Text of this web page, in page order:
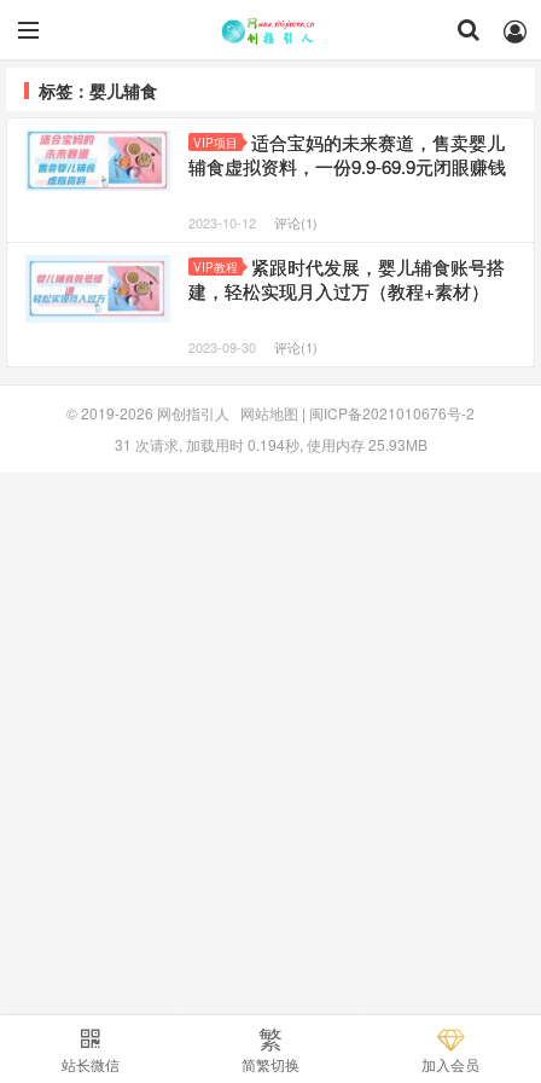
标签：婴儿辅食
VIP项目
适合宝妈的未来赛道，售卖婴儿
辅食虚拟资料，一份9.9-69.9元闭眼赚钱
2023-10-12 评论(1)
VIP教程
紧跟时代发展，婴儿辅食账号搭
建，轻松实现月入过万（教程+素材）
2023-09-30 评论(1)
© 2019-2026 网创指引人 网站地图 | 闽ICP备2021010676号-2
31 次请求, 加载用时 0.194秒, 使用内存 25.93MB
站长微信
繁
简繁切换 加入会员